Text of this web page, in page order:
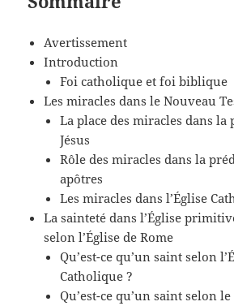
Avertissement
Introduction
Foi catholique et foi biblique
Les miracles dans le Nouveau
La place des miracles dans la
Jésus
Rôle des miracles dans la
apôtres
Les miracles dans l’Église
La sainteté dans l’Église
selon l’Église de Rome
Qu’est-ce qu’un saint selon
Catholique ?
Qu’est-ce qu’un saint selon